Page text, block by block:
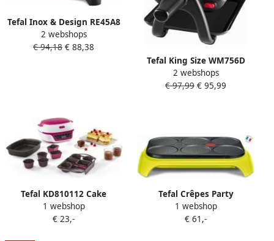
Tefal Inox & Design RE45A8
Gourmetset 3-in-1 RVS
Geschikt voor Raclette en
2 webshops
€ 94,18 € 88,38
Tefal King Size WM756D
Wafelijzer Anti-aanbaklaag
Voor Grote Wafels
2 webshops
€ 97,99 € 95,99
Tefal KD810112 Cake
Factory Delices Intelligente
cakemachine 5
1 webshop
€ 23,-
Tefal Crêpes Party
Colormania PY5593 |
Pannenkoeken makers |
1 webshop
€ 61,-